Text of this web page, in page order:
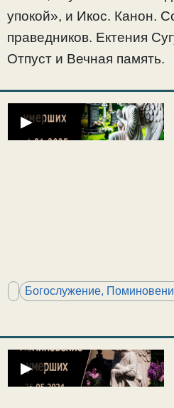
упокой», и Икос. Канон.
праведников. Ектения
Отпуст и Вечная память.
▶
Богослужение,
▶